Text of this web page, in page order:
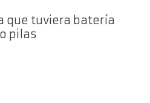
que tuviera batería
pilas